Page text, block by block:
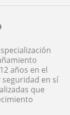
años en el
en sí
que